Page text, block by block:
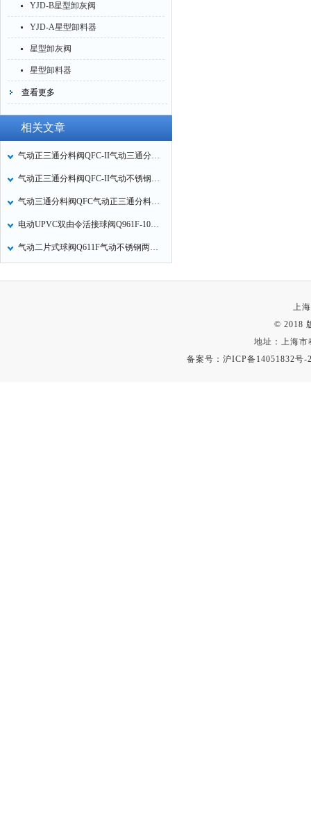
YJD-B星型卸灰阀
YJD-A星型卸料器
星型卸灰阀
星型卸料器
查看更多
相关文章
气动正三通分料阀QFC-II气动三通分料器QFC气动三通溜子技术参数
气动正三通分料阀QFC-II气动不锈钢三通分料器三通溜子人字阀技术参数
气动三通分料阀QFC气动正三通分料阀气动三通溜子气动人字阀技术参数
电动UPVC双由令活接球阀Q961F-10U电动UPVC球阀安装使用注意事项
气动二片式球阀Q611F气动不锈钢两片式内螺纹球阀的性能规范
上
© 2018
地址：上海市
备案号：沪ICP备14051832号-